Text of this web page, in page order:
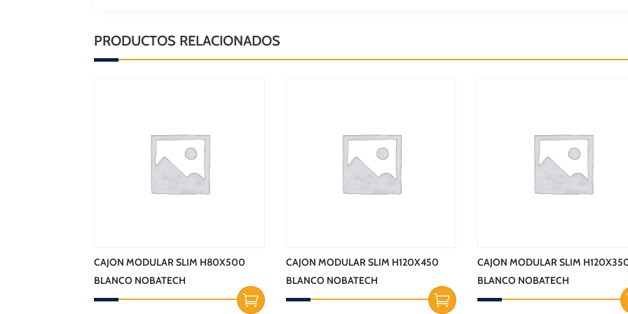
PRODUCTOS RELACIONADOS
CAJON MODULAR SLIM H80X500
BLANCO NOBATECH
CAJON MODULAR SLIM H120X450
BLANCO NOBATECH
CAJON MODULAR SLIM
BLANCO NOBATECH